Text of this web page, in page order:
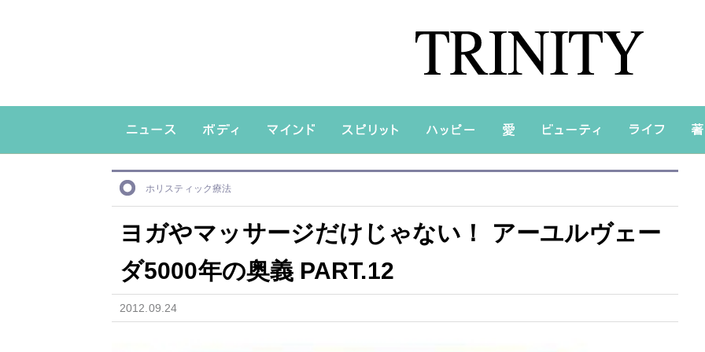
ホリスティック療法
ヨガやマッサージだけじゃない！ アーユルヴェー
ダ5000年の奥義 PART.12
2012.09.24